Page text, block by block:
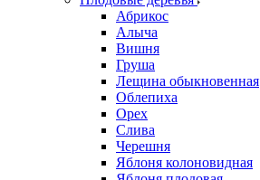
Абрикос
Алыча
Вишня
Груша
Лещина обыкновенная
Облепиха
Орех
Слива
Черешня
Яблоня колоновидная